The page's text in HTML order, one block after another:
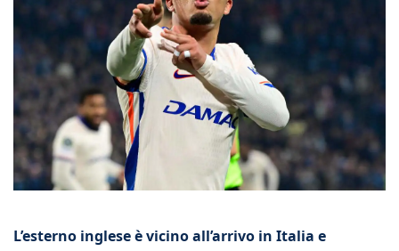
L’esterno inglese è vicino all’arrivo in Italia e